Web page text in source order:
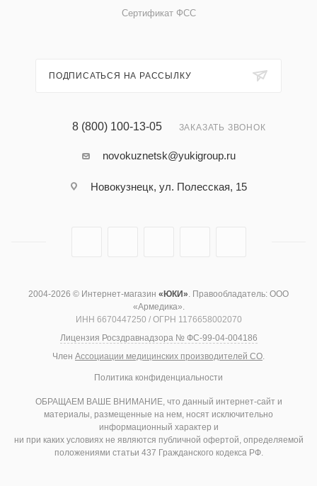
Сертификат ФСС
ПОДПИСАТЬСЯ НА РАССЫЛКУ
8 (800) 100-13-05 ЗАКАЗАТЬ ЗВОНОК
novokuznetsk@yukigroup.ru
Новокузнецк, ул. Полесская, 15
2004-2026 © Интернет-магазин «ЮКИ». Правообладатель: ООО
«Армедика».
ИНН 6670447250 / ОГРН 1176658002070
Лицензия Росздравнадзора № ФС-99-04-004186
Член Ассоциации медицинских производителей СО.
Политика конфиденциальности
ОБРАЩАЕМ ВАШЕ ВНИМАНИЕ, что данный интернет-сайт и
материалы, размещенные на нем, носят исключительно
информационный характер и
ни при каких условиях не являются публичной офертой, определяемой
положениями статьи 437 Гражданского кодекса РФ.